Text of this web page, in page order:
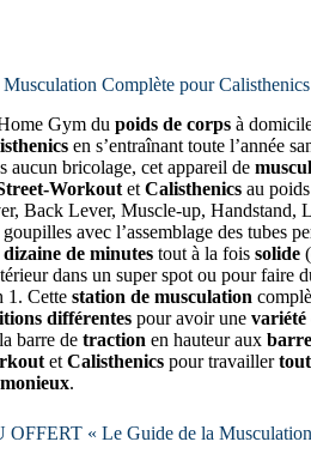
Musculation Complète pour Calisthenics
Gym du poids de corpsà
en s’entraînant toute l’année
aucun bricolage, cet appareil de
Workoutet Calisthenicsau
Back Lever, Muscle-up, Handstand,
avec l’assemblage des tubes
dizaine de minutestout à la fois solide
dans un super spot ou pour faire
1. Cette station de musculation
différentespour avoir une variété
barre de traction en hauteur aux
et Calisthenicspour travailler
.
« Le Guide de la